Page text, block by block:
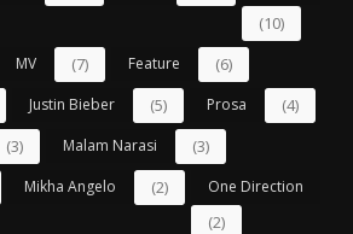
(10)
MV (7) Feature (6)
Justin Bieber (5) Prosa (4)
(3) Malam Narasi (3)
Mikha Angelo (2) One Direction
(2)